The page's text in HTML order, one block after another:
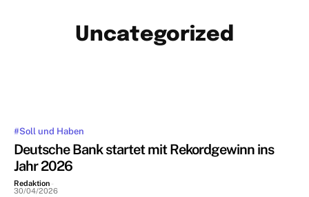
Uncategorized
#Soll und Haben
Deutsche Bank startet mit Rekordgewinn ins
Jahr 2026
Redaktion -
30/04/2026